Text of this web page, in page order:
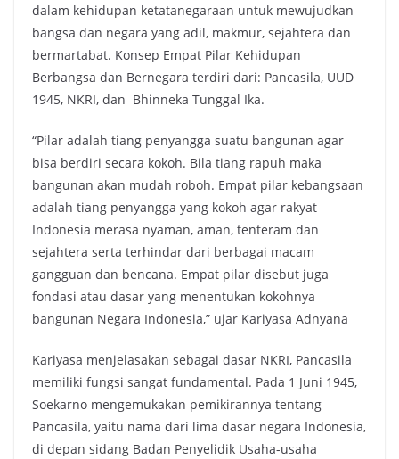
dalam kehidupan ketatanegaraan untuk mewujudkan
bangsa dan negara yang adil, makmur, sejahtera dan
bermartabat. Konsep Empat Pilar Kehidupan
Berbangsa dan Bernegara terdiri dari: Pancasila, UUD
1945, NKRI, dan Bhinneka Tunggal Ika.
“Pilar adalah tiang penyangga suatu bangunan agar
bisa berdiri secara kokoh. Bila tiang rapuh maka
bangunan akan mudah roboh. Empat pilar kebangsaan
adalah tiang penyangga yang kokoh agar rakyat
Indonesia merasa nyaman, aman, tenteram dan
sejahtera serta terhindar dari berbagai macam
gangguan dan bencana. Empat pilar disebut juga
fondasi atau dasar yang menentukan kokohnya
bangunan Negara Indonesia,” ujar Kariyasa Adnyana
Kariyasa menjelasakan sebagai dasar NKRI, Pancasila
memiliki fungsi sangat fundamental. Pada 1 Juni 1945,
Soekarno mengemukakan pemikirannya tentang
Pancasila, yaitu nama dari lima dasar negara Indonesia,
di depan sidang Badan Penyelidik Usaha-usaha